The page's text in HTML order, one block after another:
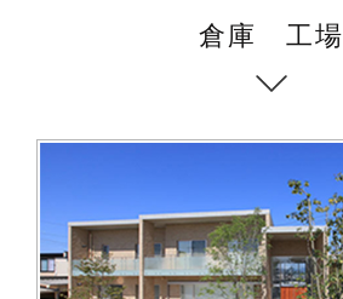
倉庫 工場